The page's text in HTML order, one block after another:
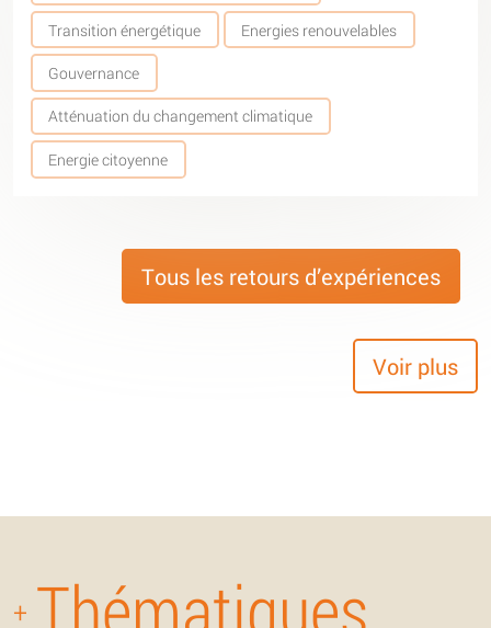
Transition énergétique Energies renouvelables
Gouvernance
Atténuation du changement climatique
Energie citoyenne
Tous les retours d’expériences
Voir plus
+ Thématiques